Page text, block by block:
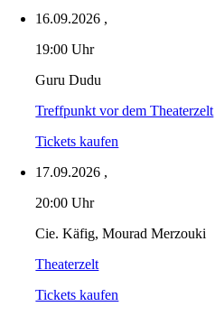
16.09.2026 ,
19:00 Uhr
Guru Dudu
Treffpunkt vor dem Theaterzelt
Tickets kaufen
17.09.2026 ,
20:00 Uhr
Cie. Käfig, Mourad Merzouki
Theaterzelt
Tickets kaufen